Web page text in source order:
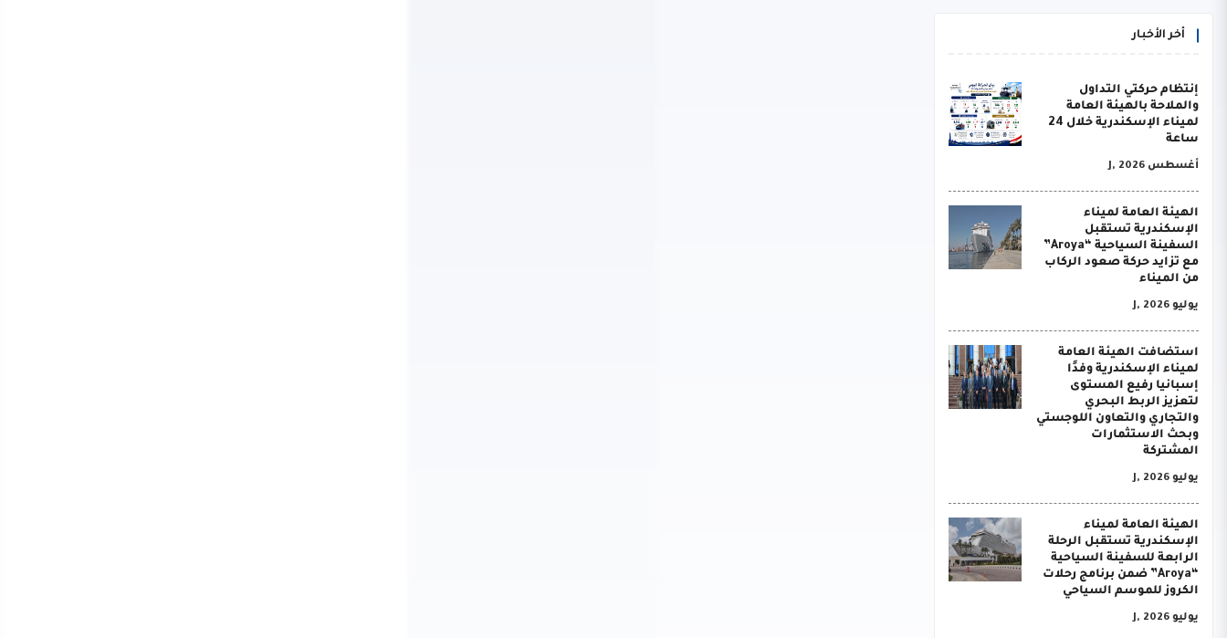
أخر الأخبار
إنتظام حركتي التداول
والملاحة بالهيئة العامة
لميناء الإسكندرية خلال 24
ساعة
أغسطس J, 2026
الهيئة العامة لميناء
الإسكندرية تستقبل
السفينة السياحية “Aroya”
مع تزايد حركة صعود الركاب
من الميناء
يوليو J, 2026
استضافت الهيئة العامة
لميناء الإسكندرية وفدًا
إسبانيا رفيع المستوى
لتعزيز الربط البحري
والتجاري والتعاون اللوجستي
وبحث الاستثمارات
المشتركة
يوليو J, 2026
الهيئة العامة لميناء
الإسكندرية تستقبل الرحلة
الرابعة للسفينة السياحية
“Aroya” ضمن برنامج رحلات
الكروز للموسم السياحي
يوليو J, 2026